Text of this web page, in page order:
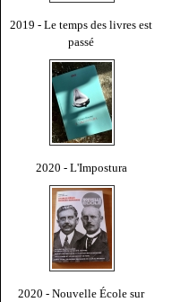
2019 - Le temps des livres est
passé
2020 - L'Impostura
2020 - Nouvelle École sur